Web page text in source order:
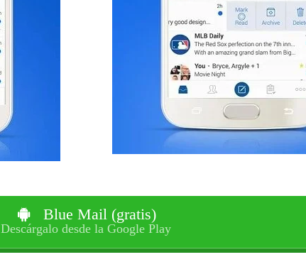
Blue Mail (gratis)
Descárgalo desde la Google Play